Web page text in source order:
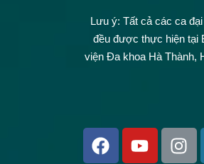
Lưu ý: Tất cả các ca
đều được thực hiện tại
viện Đa khoa Hà Thành,